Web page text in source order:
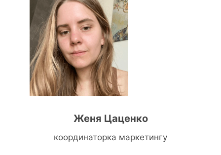
Женя Цаценко
координаторка маркетингу